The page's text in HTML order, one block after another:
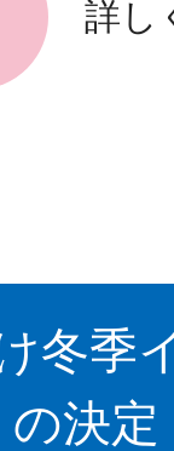
詳し
冬季
の決定